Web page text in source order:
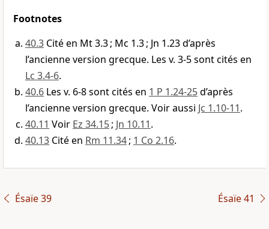
Footnotes
40.3 Cité en Mt 3.3 ; Mc 1.3 ; Jn 1.23 d’après
l’ancienne version grecque. Les v. 3-5 sont cités en
Lc 3.4-6.
40.6 Les v. 6-8 sont cités en 1 P 1.24-25d’après
l’ancienne version grecque. Voir aussi Jc 1.10-11.
40.11 Voir Ez 34.15; Jn 10.11.
40.13 Cité en Rm 11.34; 1 Co 2.16.
Ésaïe 39 Ésaïe 41